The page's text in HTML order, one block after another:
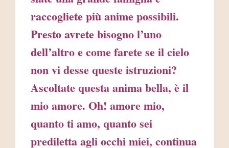
raccogliete più anime possibili.
Presto avrete bisogno l’uno
dell’altro e come farete se il cielo
non vi desse queste istruzioni?
Ascoltate questa anima bella, è il
mio amore. Oh! amore mio,
quanto ti amo, quanto sei
prediletta agli occhi miei, continua